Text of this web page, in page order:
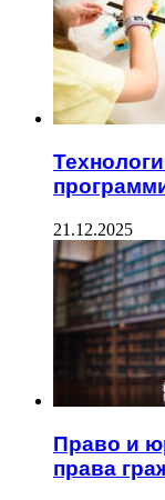
21.12.2025
Право и
права